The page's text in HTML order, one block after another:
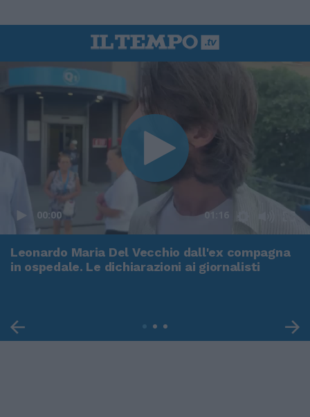
00:00 01:16
Leonardo Maria Del Vecchio dall'ex compagna
in ospedale. Le dichiarazioni ai giornalisti